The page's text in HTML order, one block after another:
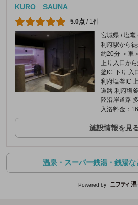
KURO SAUNA
5.0点 / 1件
宮城県 / 塩竃
利府駅から
約20分 ＜車
上り入口か
釜IC 下り 入
利府塩釜IC
道路 利府塩
陸沿岸道路
入浴料金：
施設情報を見
温泉・スーパー銭湯・銭湯な
Powered by